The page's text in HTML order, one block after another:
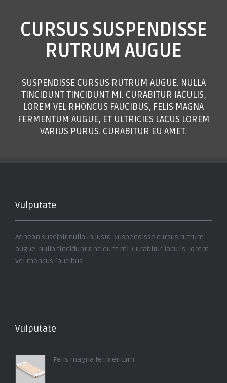
CURSUSSUSPENDISSE
RUTRUM AUGUE
SUSPENDISSE CURSUS RUTRUM AUGUE. NULLA
TINCIDUNT TINCIDUNT MI. CURABITUR IACULIS,
LOREM VEL RHONCUS FAUCIBUS, FELIS MAGNA
FERMENTUM AUGUE, ET ULTRICIES LACUS LOREM
VARIUS PURUS. CURABITUR EU AMET.
Vulputate
Aenean suscipit nulla in justo. Suspendisse cursus rutrum
augue. Nulla tincidunt tincidunt mi. Curabitur iaculis, lorem
vel rhoncus faucibus.
Vulputate
Felis magna fermentum